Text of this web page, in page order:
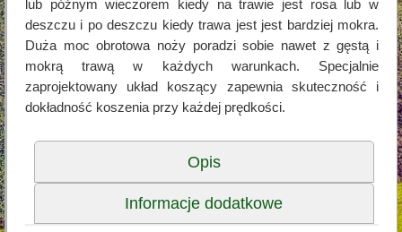
lub późnym wieczorem kiedy na trawie jest rosa lub w
deszczu i po deszczu kiedy trawa jest jest bardziej mokra.
Duża moc obrotowa noży poradzi sobie nawet z gęstą i
mokrą trawą w każdych warunkach. Specjalnie
zaprojektowany układ koszący zapewnia skuteczność i
dokładność koszenia przy każdej prędkości.
Opis
Informacje dodatkowe